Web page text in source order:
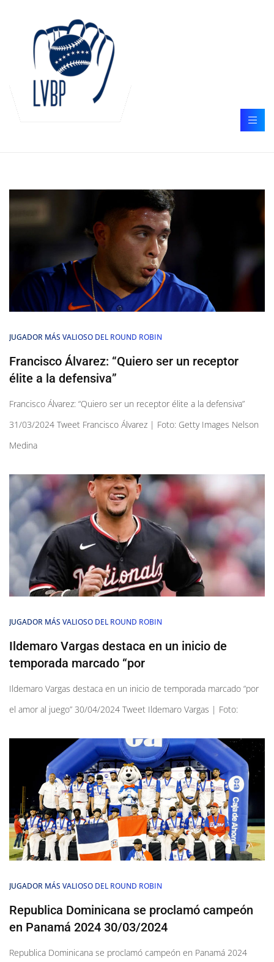
JUGADOR MÁS VALIOSO DEL ROUND ROBIN
Francisco Álvarez: “Quiero ser un receptor
élite a la defensiva”
Francisco Álvarez: “Quiero ser un receptor élite a la defensiva”
31/03/2024 Tweet Francisco Álvarez | Foto: Getty Images Nelson
Medina
JUGADOR MÁS VALIOSO DEL ROUND ROBIN
Ildemaro Vargas destaca en un inicio de
temporada marcado “por
Ildemaro Vargas destaca en un inicio de temporada marcado “por
el amor al juego” 30/04/2024 Tweet Ildemaro Vargas | Foto:
JUGADOR MÁS VALIOSO DEL ROUND ROBIN
Republica Dominicana se proclamó campeón
en Panamá 2024 30/03/2024
Republica Dominicana se proclamó campeón en Panamá 2024